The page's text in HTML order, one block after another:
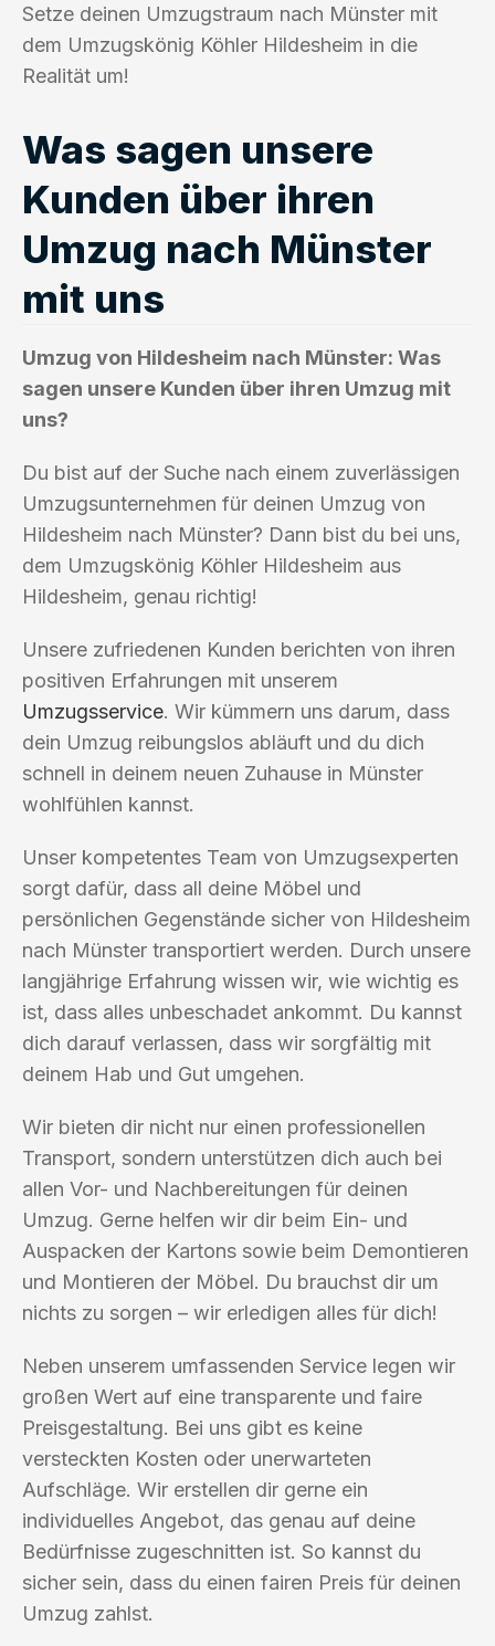
Setze deinen Umzugstraum nach Münster mit
dem Umzugskönig Köhler Hildesheim in die
Realität um!
Was sagen unsere
Kunden über ihren
Umzug nach Münster
mit uns
Umzug von Hildesheim nach Münster: Was
sagen unsere Kunden über ihren Umzug mit
uns?
Du bist auf der Suche nach einem zuverlässigen
Umzugsunternehmen für deinen Umzug von
Hildesheim nach Münster? Dann bist du bei uns,
dem Umzugskönig Köhler Hildesheim aus
Hildesheim, genau richtig!
Unsere zufriedenen Kunden berichten von ihren
positiven Erfahrungen mit unserem
Umzugsservice. Wir kümmern uns darum, dass
dein Umzug reibungslos abläuft und du dich
schnell in deinem neuen Zuhause in Münster
wohlfühlen kannst.
Unser kompetentes Team von Umzugsexperten
sorgt dafür, dass all deine Möbel und
persönlichen Gegenstände sicher von Hildesheim
nach Münster transportiert werden. Durch unsere
langjährige Erfahrung wissen wir, wie wichtig es
ist, dass alles unbeschadet ankommt. Du kannst
dich darauf verlassen, dass wir sorgfältig mit
deinem Hab und Gut umgehen.
Wir bieten dir nicht nur einen professionellen
Transport, sondern unterstützen dich auch bei
allen Vor- und Nachbereitungen für deinen
Umzug. Gerne helfen wir dir beim Ein- und
Auspacken der Kartons sowie beim Demontieren
und Montieren der Möbel. Du brauchst dir um
nichts zu sorgen – wir erledigen alles für dich!
Neben unserem umfassenden Service legen wir
großen Wert auf eine transparente und faire
Preisgestaltung. Bei uns gibt es keine
versteckten Kosten oder unerwarteten
Aufschläge. Wir erstellen dir gerne ein
individuelles Angebot, das genau auf deine
Bedürfnisse zugeschnitten ist. So kannst du
sicher sein, dass du einen fairen Preis für deinen
Umzug zahlst.